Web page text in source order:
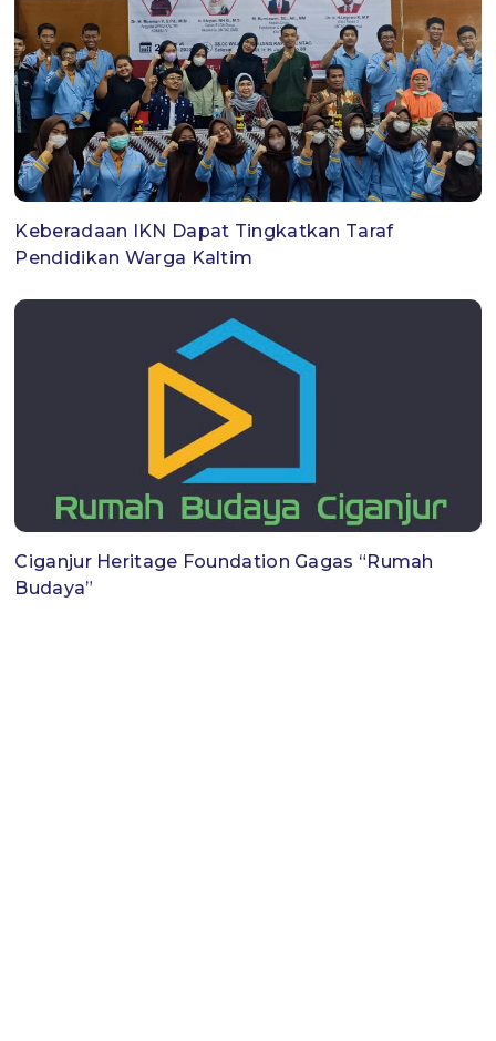
Keberadaan IKN Dapat Tingkatkan Taraf
Pendidikan Warga Kaltim
Ciganjur Heritage Foundation Gagas “Rumah
Budaya”